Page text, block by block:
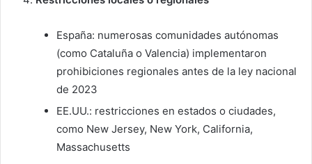
España: numerosas comunidades autónomas
(como Cataluña o Valencia) implementaron
prohibiciones regionales antes de la ley nacional
de 2023
EE.UU.: restricciones en estados o ciudades,
como New Jersey, New York, California,
Massachusetts